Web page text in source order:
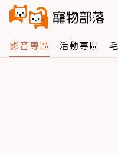
影音專區 活動專區